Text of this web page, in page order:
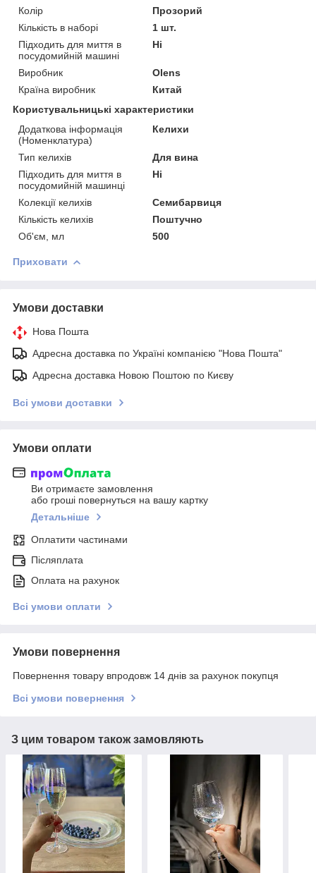
Колір
Прозорий
Кількість в наборі
1 шт.
Підходить для миття в
посудомийній машині
Ні
Виробник
Olens
Країна виробник
Китай
Користувальницькі характеристики
Додаткова інформація
(Номенклатура)
Келихи
Тип келихів
Для вина
Підходить для миття в
посудомийній машинці
Ні
Колекції келихів
Семибарвиця
Кількість келихів
Поштучно
Об'єм, мл
500
Приховати
Умови доставки
Нова Пошта
Адресна доставка по Україні компанією "Нова Пошта"
Адресна доставка Новою Поштою по Києву
Всі умови доставки
Умови оплати
Ви отримаєте замовлення
або гроші повернуться на вашу картку
Детальніше
Оплатити частинами
Післяплата
Оплата на рахунок
Всі умови оплати
Умови повернення
Повернення товару впродовж 14 днів за рахунок покупця
Всі умови повернення
З цим товаром також замовляють